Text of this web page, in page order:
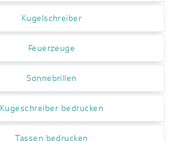
Kugelschreiber
Feuerzeuge
Sonnebrillen
Kugeschreiber bedrucken
Tassen bedrucken